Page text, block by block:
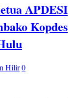
APDESI
Kopdes
Hilir0